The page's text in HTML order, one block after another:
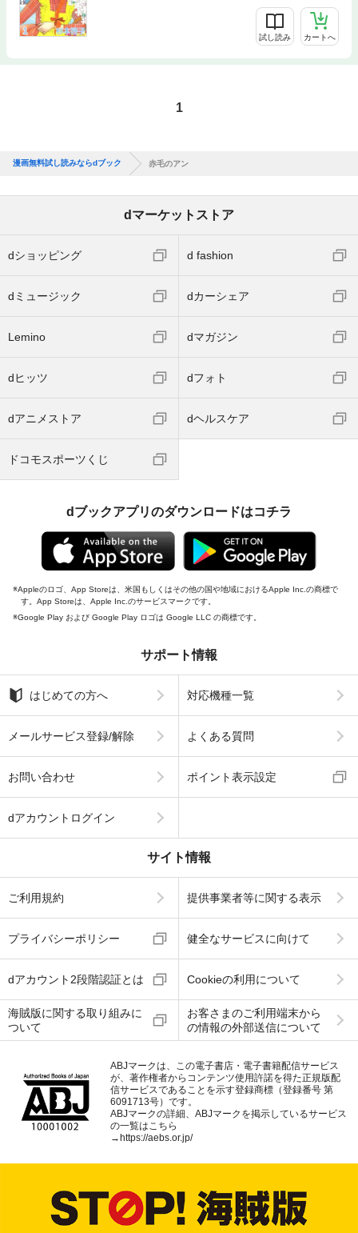
試し読み カートへ
1
漫画無料試し読みならdブック 赤毛のアン
dマーケットストア
dショッピング d fashion
dミュージック dカーシェア
Lemino dマガジン
dヒッツ dフォト
dアニメストア dヘルスケア
ドコモスポーツくじ
dブックアプリのダウンロードはコチラ
Appleのロゴ、App Storeは、米国もしくはその他の国や地域におけるApple Inc.の商標で
す。App Storeは、Apple Inc.のサービスマークです。
Google Play および Google Play ロゴは Google LLC の商標です。
サポート情報
はじめての方へ 対応機種一覧
メールサービス登録/解除 よくある質問
お問い合わせ ポイント表示設定
dアカウントログイン
サイト情報
ご利用規約 提供事業者等に関する表示
プライバシーポリシー 健全なサービスに向けて
dアカウント2段階認証とは Cookieの利用について
海賊版に関する取り組みに
ついて
お客さまのご利用端末から
の情報の外部送信について
ABJマークは、この電子書店・電子書籍配信サービス
が、著作権者からコンテンツ使用許諾を得た正規版配
信サービスであることを示す登録商標（登録番号 第
6091713号）です。
ABJマークの詳細、ABJマークを掲示しているサービス
の一覧はこちら
→https://aebs.or.jp/